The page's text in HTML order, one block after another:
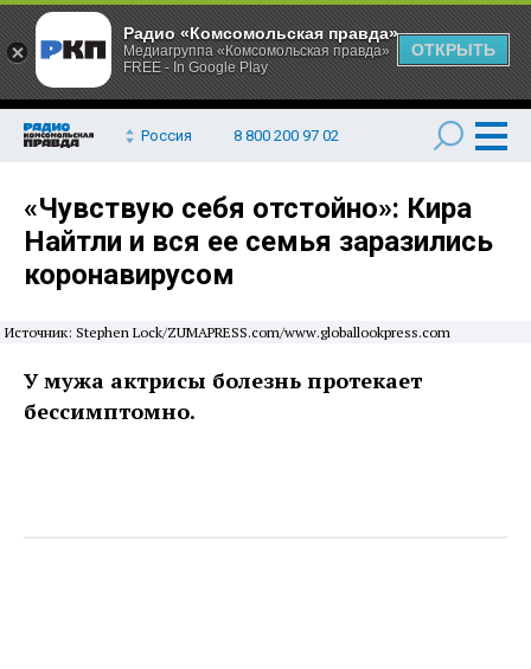
Россия 8 800 200 97 02
«Чувствую себя отстойно»: Кира
Найтли и вся ее семья заразились
коронавирусом
Источник: Stephen Lock/ZUMAPRESS.com/www.globallookpress.com
У мужа актрисы болезнь протекает
бессимптомно.
Радио «Комсомольская правда»
Медиагруппа «Комсомольская правда»
FREE - In Google Play
ОТКРЫТЬ